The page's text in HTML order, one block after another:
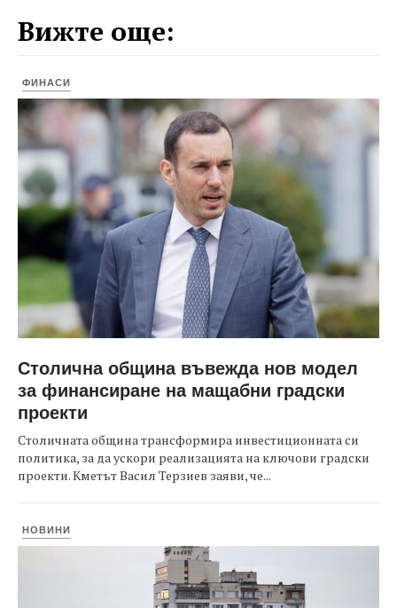
Вижте още:
ФИНАСИ
Столична община въвежда нов модел
за финансиране на мащабни градски
проекти
Столичната община трансформира инвестиционната си
политика, за да ускори реализацията на ключови градски
проекти. Кметът Васил Терзиев заяви, че...
НОВИНИ